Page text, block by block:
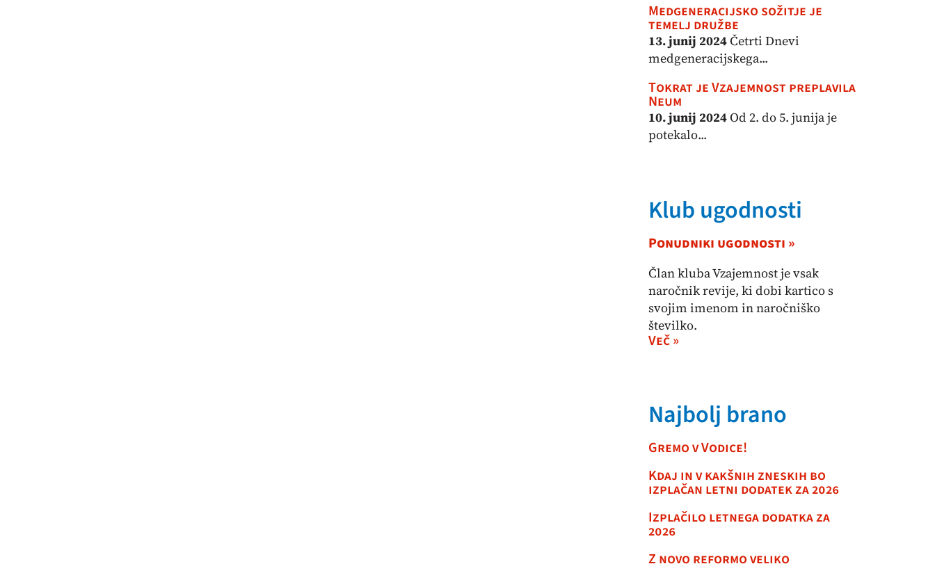
Medgeneracijsko sožitje je
temelj družbe
13. junij 2024Četrti Dnevi
medgeneracijskega...
Tokrat je Vzajemnost preplavila
Neum
10. junij 2024Od 2. do 5. junija je
potekalo...
Klub ugodnosti
Ponudniki ugodnosti »
Član kluba Vzajemnost je vsak
naročnik revije, ki dobi kartico s
svojim imenom in naročniško
številko.
Več »
Najbolj brano
Gremo v Vodice!
Kdaj in v kakšnih zneskih bo
izplačan letni dodatek za 2026
Izplačilo letnega dodatka za
2026
Z novo reformo veliko